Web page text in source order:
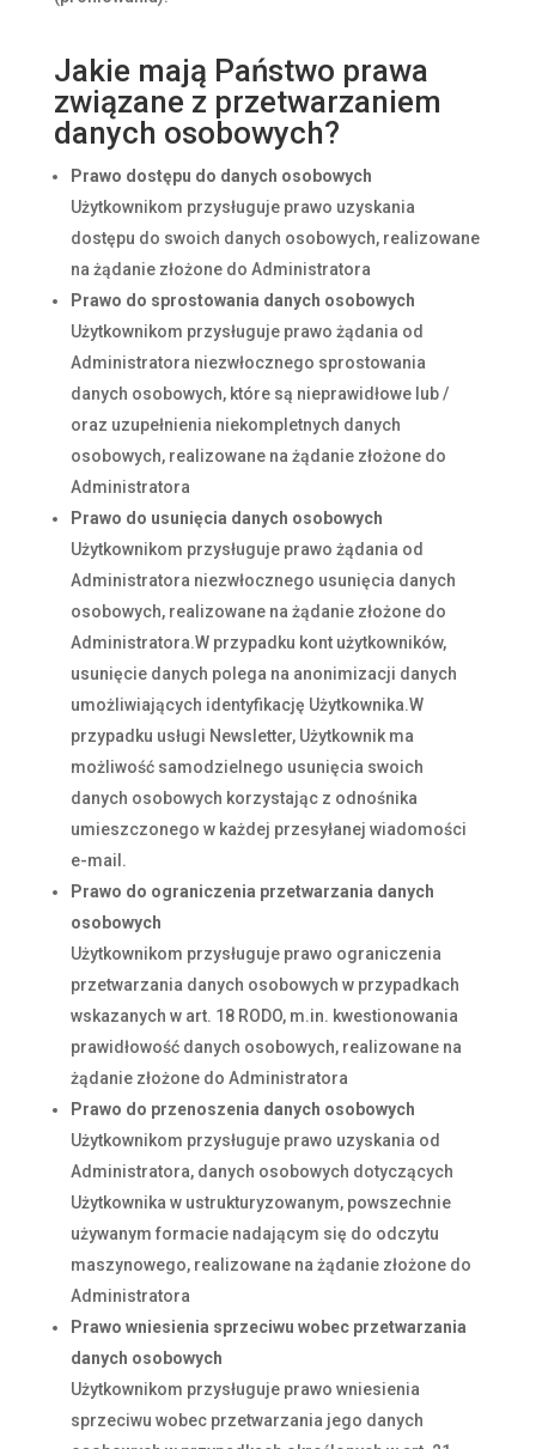
Jakie mają Państwo prawa
związane z przetwarzaniem
danych osobowych?
Prawo dostępu do danych osobowych
Użytkownikom przysługuje prawo uzyskania
dostępu do swoich danych osobowych, realizowane
na żądanie złożone do Administratora
Prawo do sprostowania danych osobowych
Użytkownikom przysługuje prawo żądania od
Administratora niezwłocznego sprostowania
danych osobowych, które są nieprawidłowe lub /
oraz uzupełnienia niekompletnych danych
osobowych, realizowane na żądanie złożone do
Administratora
Prawo do usunięcia danych osobowych
Użytkownikom przysługuje prawo żądania od
Administratora niezwłocznego usunięcia danych
osobowych, realizowane na żądanie złożone do
Administratora.W przypadku kont użytkowników,
usunięcie danych polega na anonimizacji danych
umożliwiających identyfikację Użytkownika.W
przypadku usługi Newsletter, Użytkownik ma
możliwość samodzielnego usunięcia swoich
danych osobowych korzystając z odnośnika
umieszczonego w każdej przesyłanej wiadomości
e-mail.
Prawo do ograniczenia przetwarzania danych
osobowych
Użytkownikom przysługuje prawo ograniczenia
przetwarzania danych osobowych w przypadkach
wskazanych w art. 18 RODO, m.in. kwestionowania
prawidłowość danych osobowych, realizowane na
żądanie złożone do Administratora
Prawo do przenoszenia danych osobowych
Użytkownikom przysługuje prawo uzyskania od
Administratora, danych osobowych dotyczących
Użytkownika w ustrukturyzowanym, powszechnie
używanym formacie nadającym się do odczytu
maszynowego, realizowane na żądanie złożone do
Administratora
Prawo wniesienia sprzeciwu wobec przetwarzania
danych osobowych
Użytkownikom przysługuje prawo wniesienia
sprzeciwu wobec przetwarzania jego danych